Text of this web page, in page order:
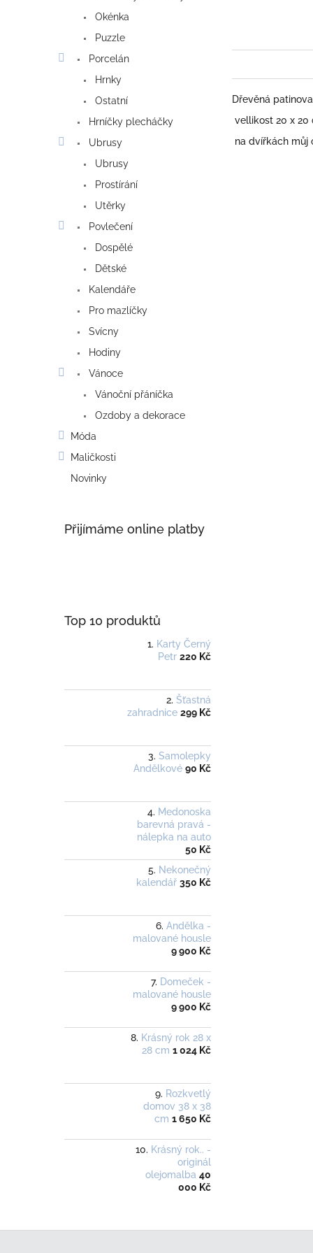
Okénka
Puzzle
Porcelán
Hrnky
Ostatní
Hrníčky plecháčky
Ubrusy
Ubrusy
Prostírání
Utěrky
Povlečení
Dospělé
Dětské
Kalendáře
Pro mazlíčky
Svícny
Hodiny
Vánoce
Vánoční přáníčka
Ozdoby a dekorace
Móda
Maličkosti
Novinky
Přijímáme online platby
Top 10 produktů
Karty Černý
Petr 220 Kč
Šťastná
zahradnice 299 Kč
Samolepky
Andělkové 90 Kč
Medonoska
barevná pravá -
nálepka na auto
50 Kč
Nekonečný
kalendář 350 Kč
Andělka -
malované housle
9 900 Kč
Domeček -
malované housle
9 900 Kč
Krásný rok 28 x
28 cm 1 024 Kč
Rozkvetlý
domov 38 x 38
cm 1 650 Kč
Krásný rok.. -
originál
olejomalba 40
000 Kč
Dřevěná
vellikost 20 x 20
na dvířkách můj